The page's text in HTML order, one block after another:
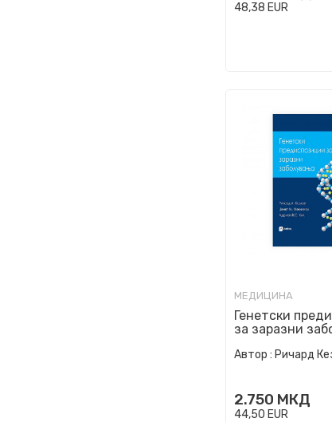
48,38 EUR
МЕДИЦИНА
Генетски
за заразни
Автор : Ричард
2.750 МКД
44,50 EUR